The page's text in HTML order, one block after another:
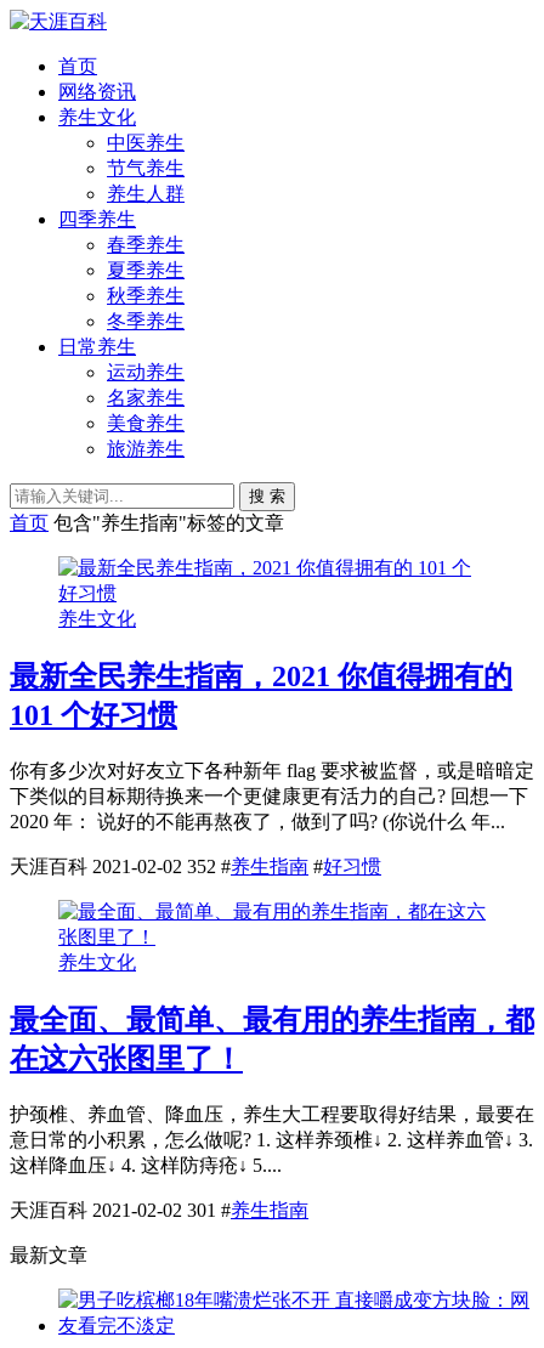
首页
网络资讯
养生文化
中医养生
节气养生
养生人群
四季养生
春季养生
夏季养生
秋季养生
冬季养生
日常养生
运动养生
名家养生
美食养生
旅游养生
搜 索
首页 包含"养生指南"标签的文章
养生文化
最新全民养生指南，2021 你值得拥有的
101 个好习惯
你有多少次对好友立下各种新年 flag 要求被监督，或是暗暗定
下类似的目标期待换来一个更健康更有活力的自己? 回想一下
2020 年： 说好的不能再熬夜了，做到了吗? (你说什么 年...
天涯百科 2021-02-02 352 #养生指南 #好习惯
养生文化
最全面、最简单、最有用的养生指南，都
在这六张图里了！
护颈椎、养血管、降血压，养生大工程要取得好结果，最要在
意日常的小积累，怎么做呢? 1. 这样养颈椎↓ 2. 这样养血管↓ 3.
这样降血压↓ 4. 这样防痔疮↓ 5....
天涯百科 2021-02-02 301 #养生指南
最新文章